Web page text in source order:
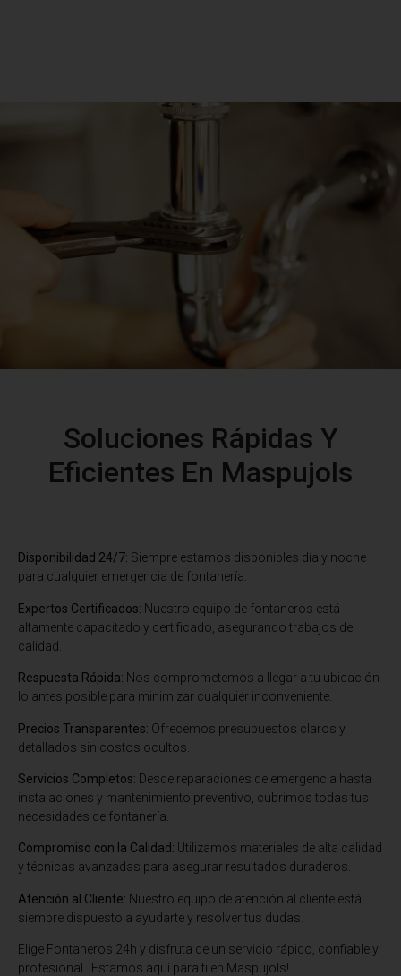
Soluciones Rápidas Y
Eficientes En Maspujols
Disponibilidad 24/7: Siempre estamos disponibles día y noche
para cualquier emergencia de fontanería.
Expertos Certificados: Nuestro equipo de fontaneros está
altamente capacitado y certificado, asegurando trabajos de
calidad.
Respuesta Rápida: Nos comprometemos a llegar a tu ubicación
lo antes posible para minimizar cualquier inconveniente.
Precios Transparentes: Ofrecemos presupuestos claros y
detallados sin costos ocultos.
Servicios Completos: Desde reparaciones de emergencia hasta
instalaciones y mantenimiento preventivo, cubrimos todas tus
necesidades de fontanería.
Compromiso con la Calidad: Utilizamos materiales de alta calidad
y técnicas avanzadas para asegurar resultados duraderos.
Atención al Cliente: Nuestro equipo de atención al cliente está
siempre dispuesto a ayudarte y resolver tus dudas.
Elige Fontaneros 24h y disfruta de un servicio rápido, confiable y
profesional. ¡Estamos aquí para ti en Maspujols!